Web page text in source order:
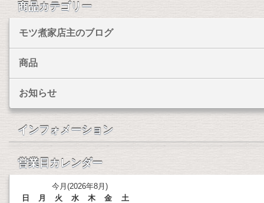
商品カテゴリー
モツ煮家店主のブログ
商品
お知らせ
インフォメーション
営業日カレンダー
今月(2026年8月)
日
月 火 水 木 金
土